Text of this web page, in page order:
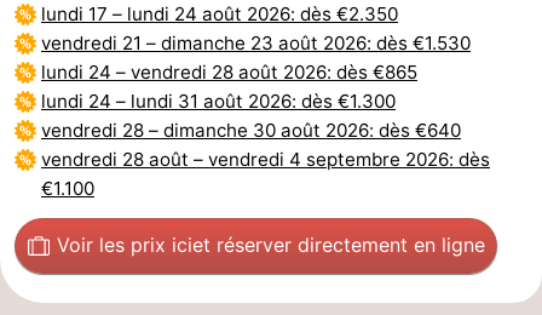
lundi 17 – lundi 24 août 2026: dès €2.350
vendredi 21 – dimanche 23 août 2026: dès €1.530
lundi 24 – vendredi 28 août 2026: dès €865
lundi 24 – lundi 31 août 2026: dès €1.300
vendredi 28 – dimanche 30 août 2026: dès €640
vendredi 28 août – vendredi 4 septembre 2026: dès
€1.100
Voir les prix iciet réserver directement en ligne